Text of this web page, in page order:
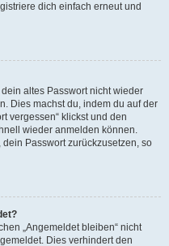
dich einfach erneut und
altes Passwort nicht wieder
Dies machst du, indem du auf der
vergessen“ klickst und den
wieder anmelden können.
Passwort zurückzusetzen, so
„Angemeldet bleiben“ nicht
Dies verhindert den